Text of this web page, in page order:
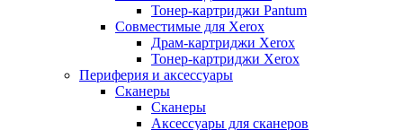
Тонер-картриджи Pantum
Совместимые для Xerox
Драм-картриджи Xerox
Тонер-картриджи Xerox
Периферия и аксессуары
Сканеры
Сканеры
Аксессуары для сканеров